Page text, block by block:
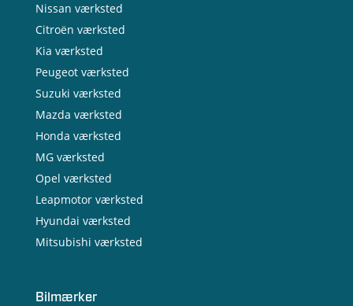
Nissan værksted
Citroën værksted
Kia værksted
Peugeot værksted
Suzuki værksted
Mazda værksted
Honda værksted
MG værksted
Opel værksted
Leapmotor værksted
Hyundai værksted
Mitsubishi værksted
Bilmærker